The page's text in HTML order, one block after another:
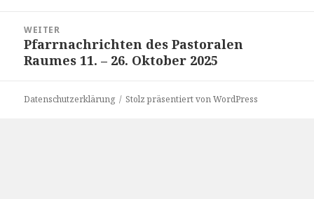
WEITER
Nächster
Beitrag:
Pfarrnachrichten des Pastoralen
Raumes 11. – 26. Oktober 2025
Datenschutzerklärung Stolz präsentiert von WordPress